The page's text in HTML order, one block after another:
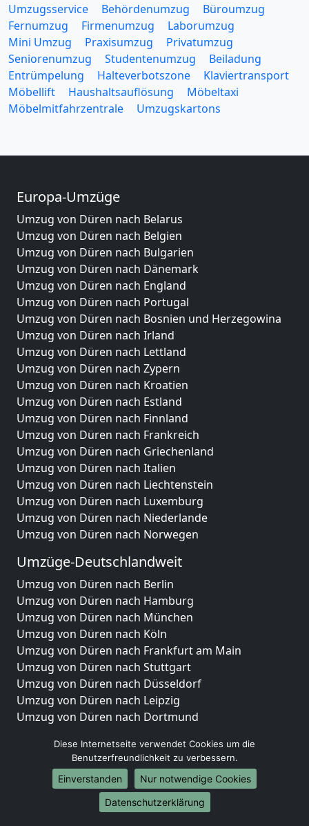
Umzugsservice Behördenumzug
Büroumzug
Fernumzug
Firmenumzug
Laborumzug
Mini Umzug
Praxisumzug
Privatumzug
Seniorenumzug
Studentenumzug
Beiladung
Entrümpelung
Halteverbotszone
Klaviertransport
Möbellift
Haushaltsauflösung
Möbeltaxi
Möbelmitfahrzentrale
Umzugskartons
Europa-Umzüge
Umzug von Düren nach Belarus
Umzug von Düren nach Belgien
Umzug von Düren nach Bulgarien
Umzug von Düren nach Dänemark
Umzug von Düren nach England
Umzug von Düren nach Portugal
Umzug von Düren nach Bosnien und Herzegowina
Umzug von Düren nach Irland
Umzug von Düren nach Lettland
Umzug von Düren nach Zypern
Umzug von Düren nach Kroatien
Umzug von Düren nach Estland
Umzug von Düren nach Finnland
Umzug von Düren nach Frankreich
Umzug von Düren nach Griechenland
Umzug von Düren nach Italien
Umzug von Düren nach Liechtenstein
Umzug von Düren nach Luxemburg
Umzug von Düren nach Niederlande
Umzug von Düren nach Norwegen
Umzüge-Deutschlandweit
Umzug von Düren nach Berlin
Umzug von Düren nach Hamburg
Umzug von Düren nach München
Umzug von Düren nach Köln
Umzug von Düren nach Frankfurt am Main
Umzug von Düren nach Stuttgart
Umzug von Düren nach Düsseldorf
Umzug von Düren nach Leipzig
Umzug von Düren nach Dortmund
Umzug von Düren nach Bremen
Umzug von Düren nach Dresden
Umzug von Düren nach Hannover
Umzug von Düren nach Nürnberg
Umzug von Düren nach Duisburg
Diese Internetseite verwendet Cookies um die
Benutzerfreundlichkeit zu verbessern.
Einverstanden
Nur notwendige Cookies
Datenschutzerklärung